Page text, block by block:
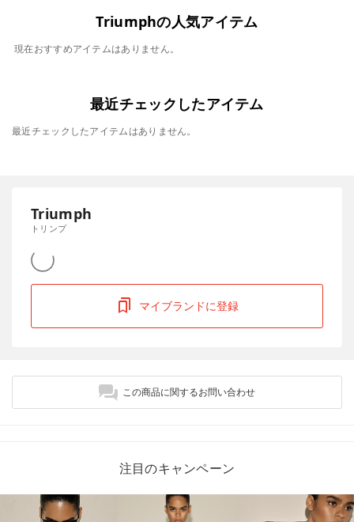
Triumphの人気アイテム
現在おすすめアイテムはありません。
最近チェックしたアイテム
最近チェックしたアイテムはありません。
Triumph
トリンプ
マイブランドに登録
この商品に関するお問い合わせ
注目のキャンペーン